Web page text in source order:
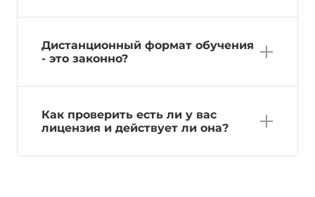
Дистанционный формат обучения
- это законно?
Как проверить есть ли у вас
лицензия и действует ли она?